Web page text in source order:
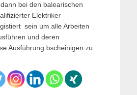
bei den balearischen
Elektriker
sein um alle Arbeiten
und deren
Ausführung bscheinigen zu